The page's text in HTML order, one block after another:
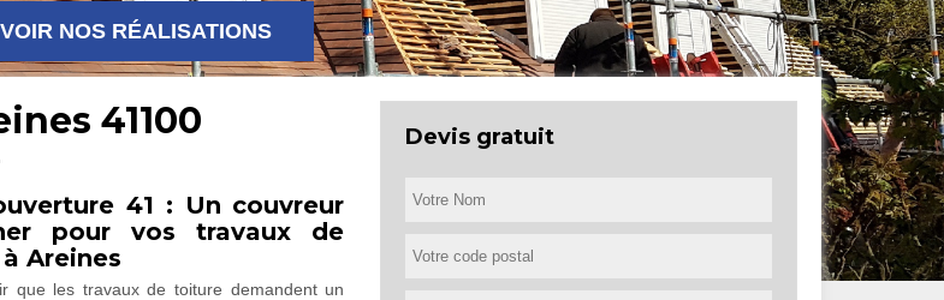
VOIR NOS RÉALISATIONS
41100
41 : Un couvreur
pour vos travaux de
Areines
que les travaux de toiture demandent un
Devis gratuit